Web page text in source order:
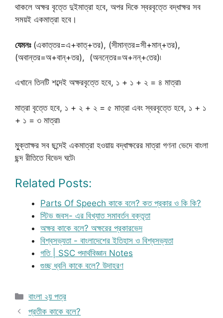
থাকলে অক্ষর বৃত্তে দুইমাত্রা হবে, অপর দিকে স্বরবৃত্তে বদ্ধাক্ষর সব
সময়ই একমাত্রা হবে।
যেমনঃ(একাত্তর=এ+কাত্+তর), (সীমান্তর=সী+মান্+তর),
(অবান্তর=অ+বান্+তর), (অনন্তের=অ+নন্+তের)৷
এখানে তিনটি শব্দেই অক্ষরবৃত্তে হবে, ১ + ১ + ২ = ৪ মাত্রা৷
মাত্রা বৃত্তে হবে, ১ + ২ + ২ = ৫ মাত্রা এবং স্বরবৃত্তে হবে, ১ + ১
+ ১ = ৩ মাত্রা৷
মুুক্তাক্ষর সব ছন্দেই একমাত্রা হওয়ায় বদ্ধাক্ষরের মাত্রা গণনা ভেদে বাংলা
ছন্দ রীতিতে বিভেদ ঘটে৷
Related Posts:
Parts Of Speech কাকে বলে? কত প্রকার ও কি কি?
স্টিভ জবস- এর বিখ্যাত সমাবর্তন বক্তৃতা
অক্ষর কাকে বলে? অক্ষরের প্রকারভেদ
বিশ্বসভ্যতা - বাংলাদেশের ইতিহাস ও বিশ্বসভ্যতা
গতি | SSC পদার্থবিজ্ঞান Notes
গুচ্ছ ধ্বনি কাকে বলে? উদাহরণ
Categories
বাংলা ২য় পত্র
প্রতীক কাকে বলে?